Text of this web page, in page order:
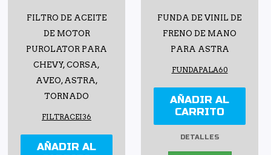
FILTRO DE ACEITE
DE MOTOR
PUROLATOR PARA
CHEVY, CORSA,
AVEO, ASTRA,
TORNADO
FILTRACEI36
AÑADIR AL
FUNDA DE VINIL DE
FRENO DE MANO
PARA ASTRA
FUNDAPALA60
AÑADIR AL
CARRITO
DETALLES